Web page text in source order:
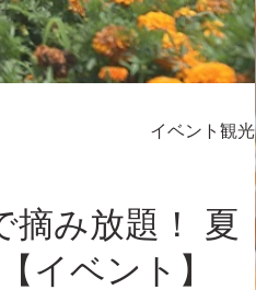
イベント 観光
摘み放題！ 夏
イベント】